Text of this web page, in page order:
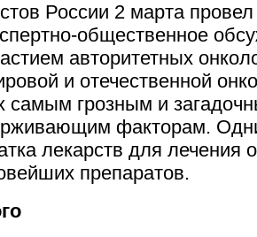
России 2 марта
общественное
авторитетных
и отечественной
самым грозным и
факторам.
лекарств для лечения
препаратов.